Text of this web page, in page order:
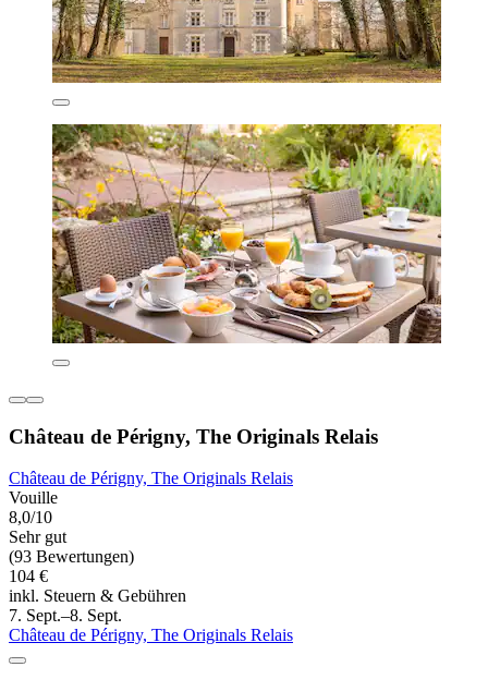
Château de Périgny, The Originals Relais
Château de Périgny, The Originals Relais
Vouille
8,0/10
Sehr gut
(93 Bewertungen)
104 €
inkl. Steuern & Gebühren
7. Sept.–8. Sept.
Château de Périgny, The Originals Relais